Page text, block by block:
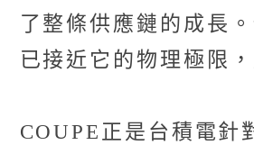
了整條供應鏈的成長
已接近它的物理極限
COUPE正是台積電針